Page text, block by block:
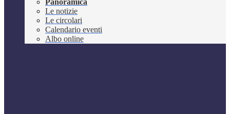
Panoramica
Le notizie
Le circolari
Calendario eventi
Albo online